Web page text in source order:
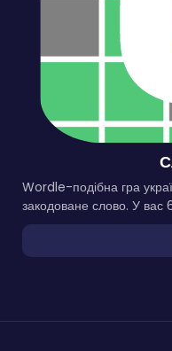
Wordle-подібна гра
закодоване слово. У вас